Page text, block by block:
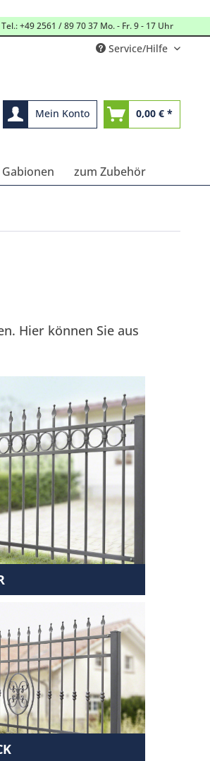
Tel.: +49 2561 / 89 70 37 Mo. - Fr. 9 - 17 Uhr
Service/Hilfe
Mein Konto 0,00 € *
zum Zubehör
Hier können Sie aus